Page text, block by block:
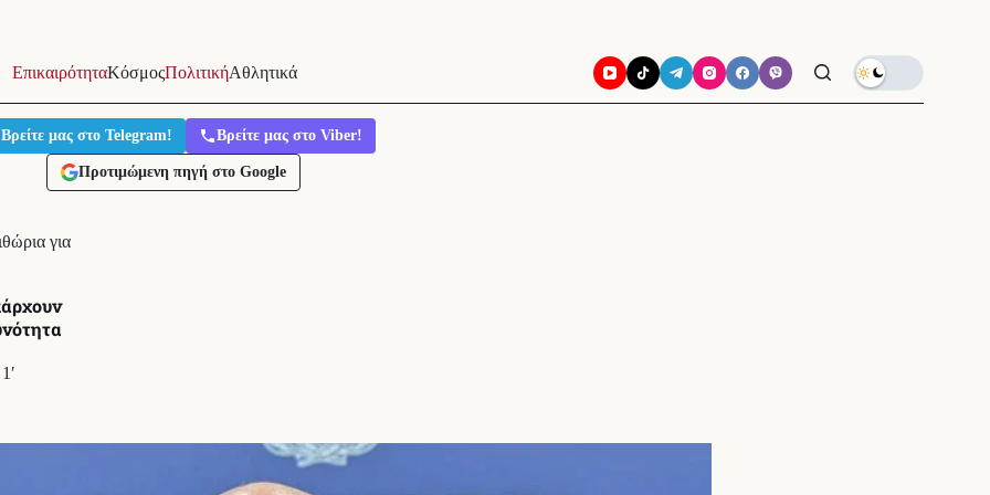
ΕπικαιρότηταΚόσμοςΠολιτικήΑθλητικά
Βρείτε μας στο Telegram! Βρείτε μας στο Viber!
Προτιμώμενη πηγή στο Google
για
1′